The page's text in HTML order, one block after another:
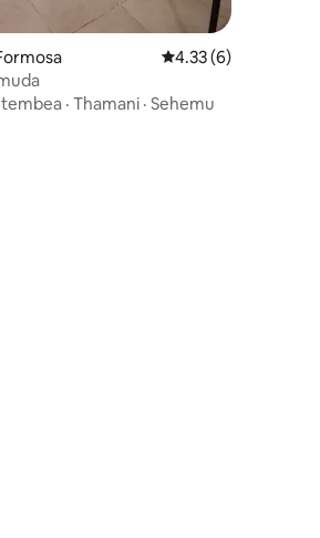
Ukadiriaji wa
4.33 (6)
· Thamani · Sehemu